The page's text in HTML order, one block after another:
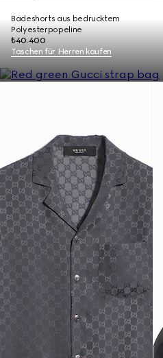
Badeshorts aus bedrucktem
Polyesterpopeline
₺40.400
Taschen für Herren kaufen